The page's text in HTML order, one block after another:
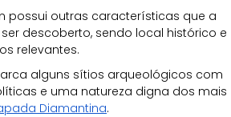
possui outras características que a
descoberto, sendo local histórico e
relevantes.
alguns sítios arqueológicos com
e uma natureza digna dos mais
Diamantina.